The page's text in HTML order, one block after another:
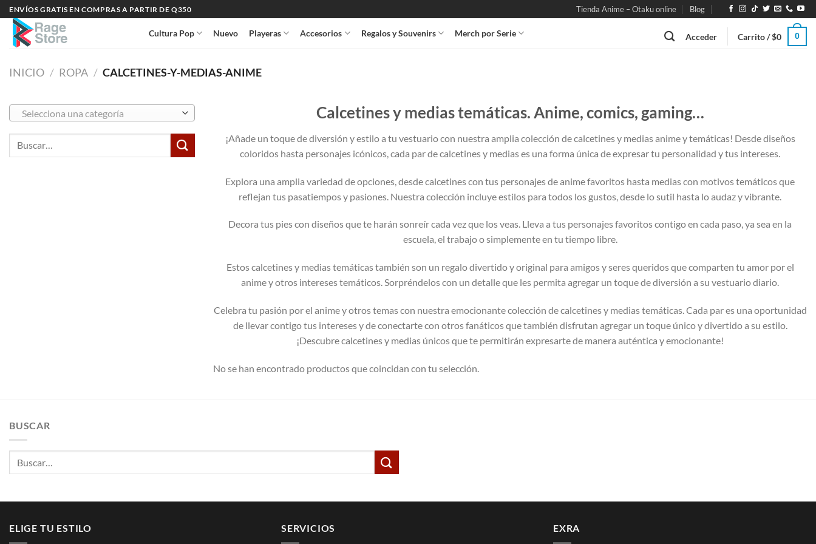
Saltar
al
contenido
ENVÍOS GRATIS EN COMPRAS A PARTIR DE Q350 Tienda Anime – Otaku online Blog
Cultura Pop Nuevo Playeras Accesorios Regalos y Souvenirs Merch por Serie Acceder Carrito /$0 0
INICIO / ROPA / CALCETINES-Y-MEDIAS-ANIME
Selecciona una categoría
Buscar
Calcetines y medias temáticas. Anime, comics, gaming…
¡Añade un toque de diversión y estilo a tu vestuario con nuestra amplia colección de calcetines y medias anime y temáticas! Desde diseños
coloridos hasta personajes icónicos, cada par de calcetines y medias es una forma única de expresar tu personalidad y tus intereses.
Explora una amplia variedad de opciones, desde calcetines con tus personajes de anime favoritos hasta medias con motivos temáticos que
reflejan tus pasatiempos y pasiones. Nuestra colección incluye estilos para todos los gustos, desde lo sutil hasta lo audaz y vibrante.
Decora tus pies con diseños que te harán sonreír cada vez que los veas. Lleva a tus personajes favoritos contigo en cada paso, ya sea en la
escuela, el trabajo o simplemente en tu tiempo libre.
Estos calcetines y medias temáticas también son un regalo divertido y original para amigos y seres queridos que comparten tu amor por el
anime y otros intereses temáticos. Sorpréndelos con un detalle que les permita agregar un toque de diversión a su vestuario diario.
Celebra tu pasión por el anime y otros temas con nuestra emocionante colección de calcetines y medias temáticas. Cada par es una oportunidad
de llevar contigo tus intereses y de conectarte con otros fanáticos que también disfrutan agregar un toque único y divertido a su estilo.
¡Descubre calcetines y medias únicos que te permitirán expresarte de manera auténtica y emocionante!
No se han encontrado productos que coincidan con tu selección.
BUSCAR
ELIGE TU ESTILO SERVICIOS EXRA